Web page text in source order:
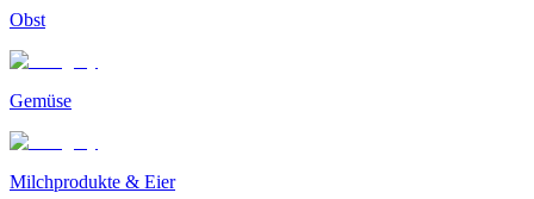
Obst
Gemüse
Milchprodukte & Eier